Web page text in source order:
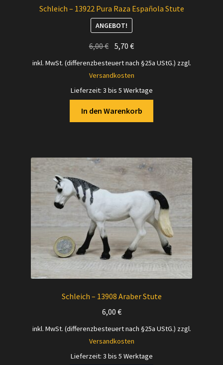
Schleich – 13922 Pura Raza Española Stute
ANGEBOT!
6,00€ Ursprünglicher
5,70€Aktueller
inkl. MwSt. (differenzbesteuert nach §25a UStG.) zzgl.
Versandkosten
Lieferzeit: 3 bis 5 Werktage
In den Warenkorb
Schleich – 13908 Araber Stute
6,00 €
inkl. MwSt. (differenzbesteuert nach §25a UStG.) zzgl.
Versandkosten
Lieferzeit: 3 bis 5 Werktage